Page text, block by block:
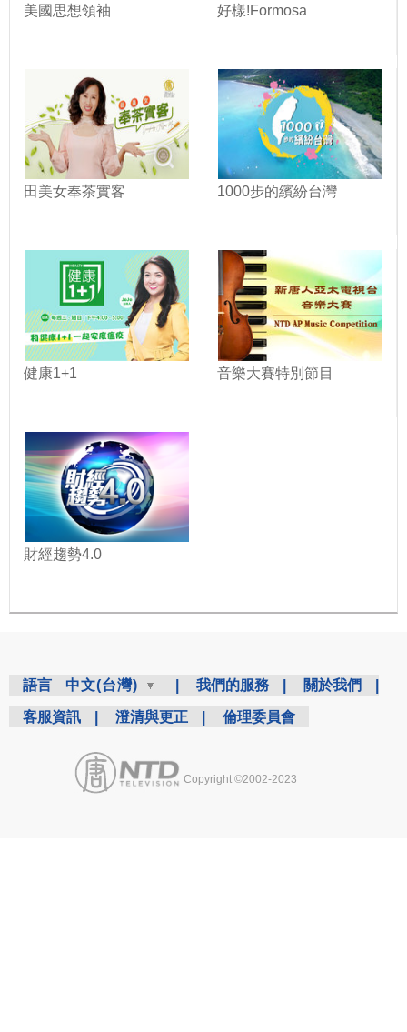
美國思想領袖 好樣!Formosa
田美女奉茶實客 1000步的繽紛台灣
健康1+1 音樂大賽特別節目
財經趨勢4.0
語言 中文(台灣) 我們的服務 關於我們
客服資訊 澄清與更正 倫理委員會
Copyright ©2002-2023